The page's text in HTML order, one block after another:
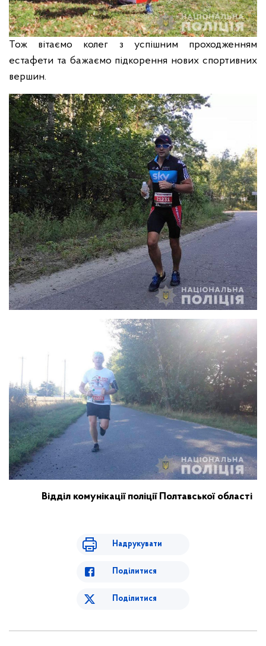
Тож вітаємо колег з успішним проходженням
естафети та бажаємо підкорення нових спортивних
вершин.
Відділ комунікації поліції Полтавської області
Надрукувати
Поділитися
Поділитися